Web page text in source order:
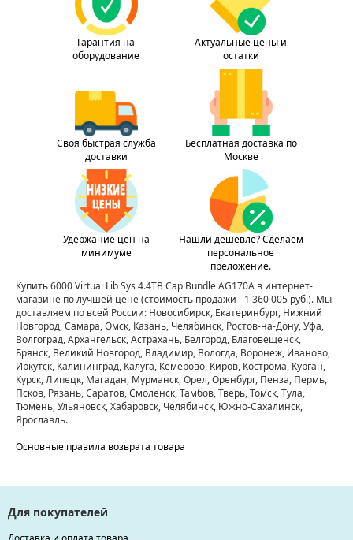
Гарантия на
оборудование
Актуальные цены и
остатки
Своя быстрая служба
доставки
Бесплатная доставка по
Москве
Удержание цен на
минимуме
Нашли дешевле? Сделаем
персональное
преложение.
Купить 6000 Virtual Lib Sys 4.4TB Cap Bundle AG170A в интернет-
магазине по лучшей цене(стоимость продажи - 1 360 005 руб.). Мы
доставляем по всей России: Новосибирск, Екатеринбург, Нижний
Новгород, Самара, Омск, Казань, Челябинск, Ростов-на-Дону, Уфа,
Волгоград, Архангельск, Астрахань, Белгород, Благовещенск,
Брянск, Великий Новгород, Владимир, Вологда, Воронеж, Иваново,
Иркутск, Калининград, Калуга, Кемерово, Киров, Кострома, Курган,
Курск, Липецк, Магадан, Мурманск, Орел, Оренбург, Пенза, Пермь,
Псков, Рязань, Саратов, Смоленск, Тамбов, Тверь, Томск, Тула,
Тюмень, Ульяновск, Хабаровск, Челябинск, Южно-Сахалинск,
Ярославль.
Основные правила возврата товара
Для покупателей